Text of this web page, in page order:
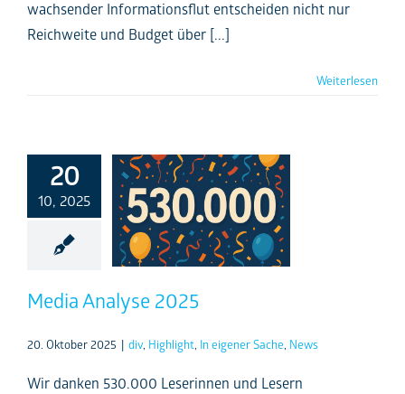
wachsender Informationsflut entscheiden nicht nur
Reichweite und Budget über [...]
Weiterlesen
20
10, 2025
Media Analyse
In eigener
Media Analyse 2025
20. Oktober 2025 | div, Highlight In eigener Sache News
Wir danken 530.000 Leserinnen und Lesern